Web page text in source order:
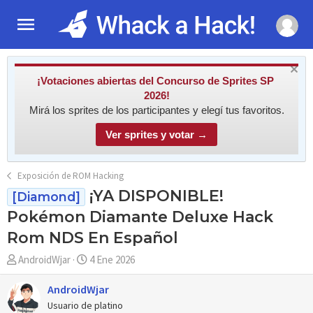
¡Votaciones abiertas del Concurso de Sprites SP
2026!
Mirá los sprites de los participantes y elegí tus favoritos.
Ver sprites y votar →
Exposición de ROM Hacking
[Diamond]
¡YA DISPONIBLE!
Pokémon Diamante Deluxe Hack
Rom NDS En Español
A
u
t
o
AndroidWjar
F
e
c
h
4 Ene 2026
AndroidWjar
Usuario de platino